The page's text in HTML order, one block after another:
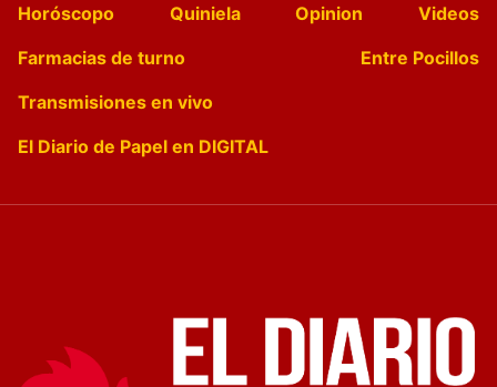
Horóscopo
Quiniela Opinion
Videos
Farmacias de turno
Entre Pocillos
Transmisiones en vivo
El Diario de Papel en DIGITAL